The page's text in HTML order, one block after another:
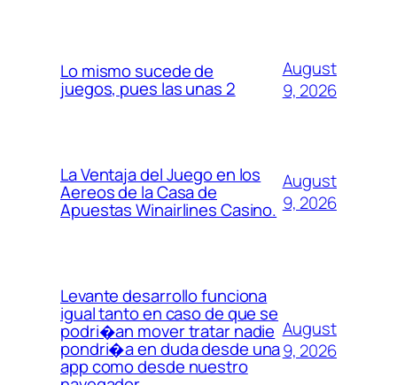
Lo mismo sucede de
juegos, pues las unas 2
August
9, 2026
La Ventaja del Juego en los
Aereos de la Casa de
Apuestas Winairlines Casino.
August
9, 2026
Levante desarrollo funciona
igual tanto en caso de que se
podri�an mover tratar nadie
pondri�a en duda desde una
app como desde nuestro
August
9, 2026